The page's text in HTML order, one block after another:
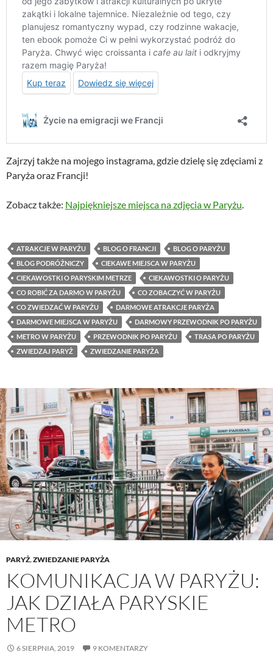
Zajrzyj także na mojego instagrama, gdzie dzielę się zdęciami z
Paryża oraz Francji!
Zobacz także: Najpiękniejsze miejsca na zdjęcia w Paryżu.
ATRAKCJE W PARYŻU BLOG O FRANCJI
BLOG O PARYŻU
BLOG PODRÓŻNICZY
CIEKAWE MIEJSCA W PARYŻU
CIEKAWOSTKI O PARYSKIM METRZE
CIEKAWOSTKI O PARYŻU
CO ROBIĆ ZA DARMO W PARYŻU
CO ZOBACZYĆ W PARYŻU
CO ZWIEDZAĆ W PARYŻU
DARMOWE ATRAKCJE PARYŻA
DARMOWE MIEJSCA W PARYŻU
DARMOWY PRZEWODNIK PO PARYŻU
METRO W PARYŻU
PRZEWODNIK PO PARYŻU
TRASA PO PARYŻU
ZWIEDZAJ PARYŻ
ZWIEDZANIE PARYŻA
PARYŻ,ZWIEDZANIE PARYŻA
KOMUNIKACJA W PARYŻU:
JAK DZIAŁA PARYSKIE
METRO
6 SIERPNIA, 2019 9 KOMENTARZY